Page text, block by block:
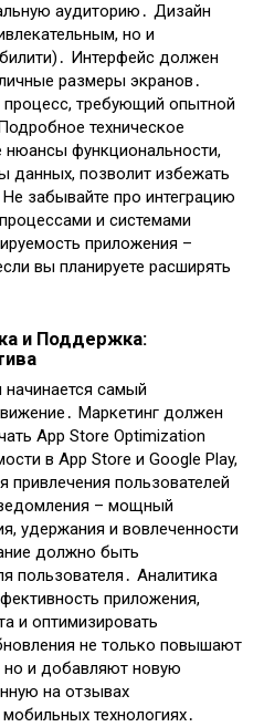
аудиторию․ Дизайн
но и
Интерфейс должен
размеры экранов․
требующий опытной
техническое
функциональности,
данных, позволит избежать
забывайте про интеграцию
и системами
приложения –
вы планируете расширять
и Поддержка:
самый
Маркетинг должен
App Store Optimization
в App Store и Google Play,
привлечения пользователей
– мощный
удержания и вовлеченности
должно быть
пользователя․ Аналитика
приложения,
и оптимизировать
не только повышают
но и добавляют новую
на отзывах
технологиях․